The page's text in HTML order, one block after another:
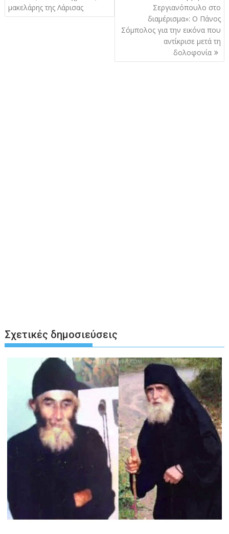
άρθρων
μακελάρης της Λάρισας
Σεργιανόπουλο στο
διαμέρισμα»: Ο Πάνος
Σόμπολος για την εικόνα που
αντίκρισε μετά τη
δολοφονία
Σχετικές δημοσιεύσεις